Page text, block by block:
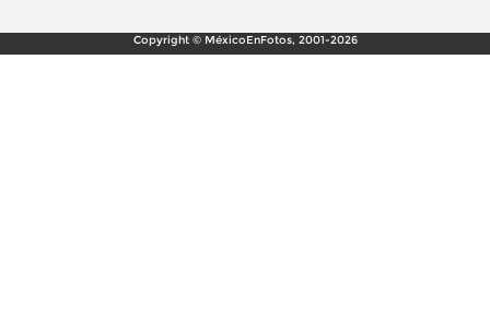
Copyright © MéxicoEnFotos, 2001-2026